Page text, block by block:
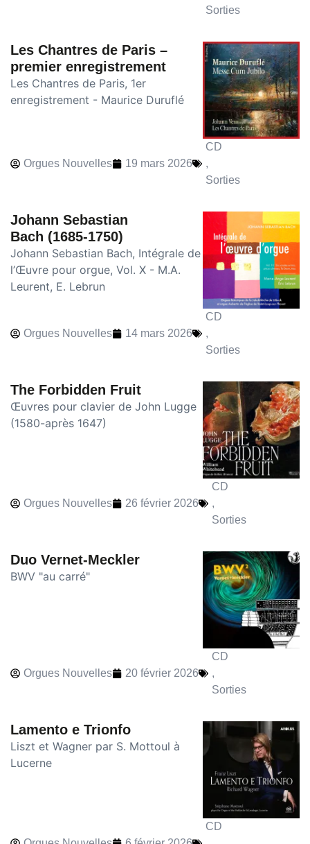
Sorties
Les Chantres de Paris –
premier enregistrement
Les Chantres de Paris, 1er
enregistrement - Maurice Duruflé
Orgues Nouvelles 19 mars 2026
CD
,
Sorties
Johann Sebastian
Bach (1685-1750)
Johann Sebastian Bach, Intégrale de
l’Œuvre pour orgue, Vol. X - M.A.
Leurent, E. Lebrun
Orgues Nouvelles 14 mars 2026
CD
,
Sorties
The Forbidden Fruit
Œuvres pour clavier de John Lugge
(1580-après 1647)
Orgues Nouvelles 26 février 2026
CD
,
Sorties
Duo Vernet-Meckler
BWV "au carré"
Orgues Nouvelles 20 février 2026
CD
,
Sorties
Lamento e Trionfo
Liszt et Wagner par S. Mottoul à
Lucerne
CD